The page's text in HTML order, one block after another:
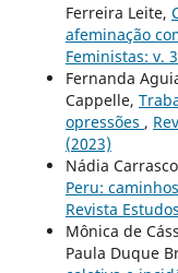
Ferreira Leite,
afeminação
Feministas: v.
Fernanda
Cappelle,
opressões ,
(2023)
Nádia
Peru:
Revista
Mônica de
Paula Duque